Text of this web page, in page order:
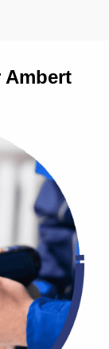
Ambert